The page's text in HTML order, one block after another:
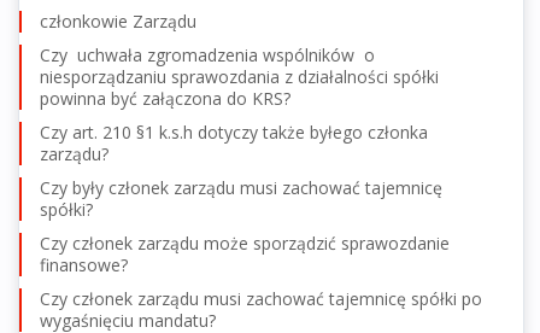
członkowie Zarządu
Czy uchwała zgromadzenia wspólników o
niesporządzaniu sprawozdania z działalności spółki
powinna być załączona do KRS?
Czy art. 210 §1 k.s.h dotyczy także byłego członka
zarządu?
Czy były członek zarządu musi zachować tajemnicę
spółki?
Czy członek zarządu może sporządzić sprawozdanie
finansowe?
Czy członek zarządu musi zachować tajemnicę spółki po
wygaśnięciu mandatu?